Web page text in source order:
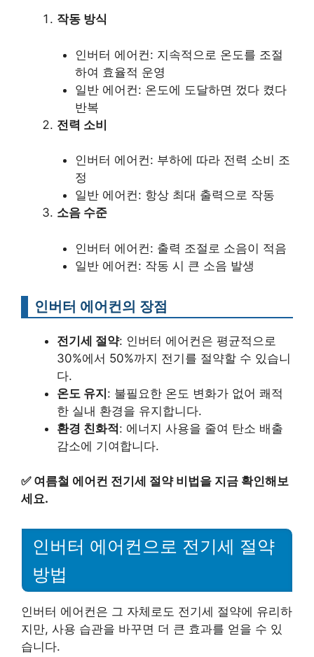
작동 방식
인버터 에어컨: 지속적으로 온도를 조절
하여 효율적 운영
일반 에어컨: 온도에 도달하면 껐다 켰다
반복
전력 소비
인버터 에어컨: 부하에 따라 전력 소비 조
정
일반 에어컨: 항상 최대 출력으로 작동
소음 수준
인버터 에어컨: 출력 조절로 소음이 적음
일반 에어컨: 작동 시 큰 소음 발생
인버터 에어컨의 장점
전기세 절약: 인버터 에어컨은 평균적으로
30%에서 50%까지 전기를 절약할 수 있습니
다.
온도 유지: 불필요한 온도 변화가 없어 쾌적
한 실내 환경을 유지합니다.
환경 친화적: 에너지 사용을 줄여 탄소 배출
감소에 기여합니다.
✅ 여름철 에어컨 전기세 절약 비법을 지금 확인해보
세요.
인버터 에어컨으로 전기세 절약
방법
인버터 에어컨은 그 자체로도 전기세 절약에 유리하
지만, 사용 습관을 바꾸면 더 큰 효과를 얻을 수 있
습니다.